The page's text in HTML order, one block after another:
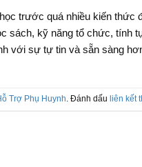
trước quá nhiều kiến
sách, kỹ năng tổ chức,
với sự tự tin và sẵn sàng
Trợ Phụ Huynh. Đánh dấu liên kết